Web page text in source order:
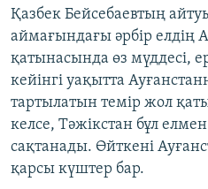
Қазбек Бейсебаевтың
аймағындағы әрбір елдің
қатынасында өз мүддесі,
кейінгі уақытта
тартылатын темір жол
келсе, Тәжікстан бұл
сақтанады. Өйткені
қарсы күштер бар.